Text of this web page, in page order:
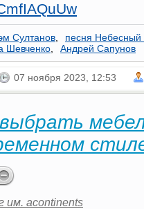
Султанов песня Небесный
Шевченко
Андрей Сапунов
07 ноября 2023, 12:53
им. acontinents